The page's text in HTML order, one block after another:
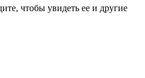
чтобы увидеть ее и другие